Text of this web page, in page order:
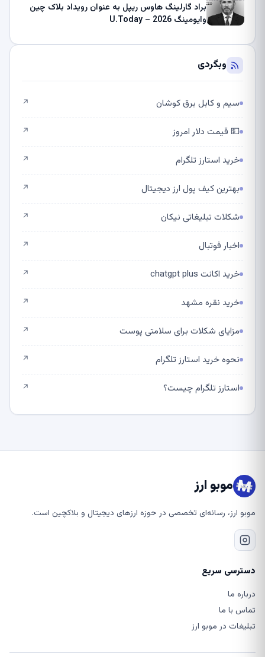
براد گارلینگ هاوس ریپل به عنوان رویداد بلاک چین
وایومینگ 2026 – U.Today
وبگردی
سیم و کابل برق کوشان ↗
💵 قیمت دلار امروز ↗
خرید استارز تلگرام ↗
بهترین کیف پول ارز دیجیتال ↗
شکلات تبلیغاتی نیکان ↗
اخبار فوتبال ↗
خرید اکانت chatgpt plus ↗
خرید نقره مشهد ↗
مزایای شکلات برای سلامتی پوست ↗
نحوه خرید استارز تلگرام ↗
استارز تلگرام چیست؟ ↗
موبو ارز
موبو ارز، رسانه‌ای تخصصی در حوزه ارزهای دیجیتال و بلاکچین است.
دسترسی سریع
درباره ما
تماس با ما
تبلیغات در موبو ارز